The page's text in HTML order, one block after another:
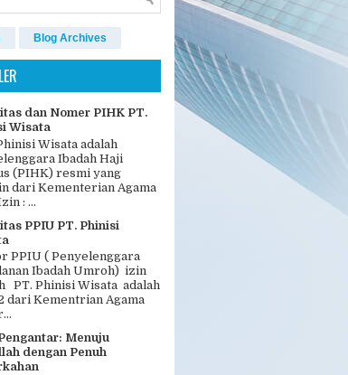
Blog Archives
dan Nomer PIHK PT.
Wisata
Wisata adalah
Ibadah Haji
(PIHK) resmi yang
dari Kementerian Agama
: ...
PPIU PT. Phinisi
PPIU ( Penyelenggara
Ibadah Umroh) izin
PT. Phinisi Wisata adalah
dari Kementrian Agama
Menuju
dengan Penuh